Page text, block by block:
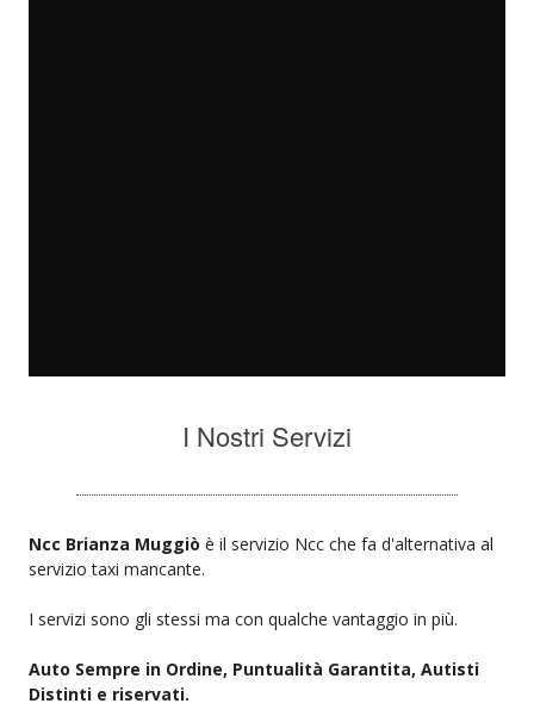
I Nostri Servizi
Ncc Brianza Muggiò è il servizio Ncc che fa d'alternativa al
servizio taxi mancante.
I servizi sono gli stessi ma con qualche vantaggio in più.
Auto Sempre in Ordine, Puntualità Garantita, Autisti
Distinti e riservati.